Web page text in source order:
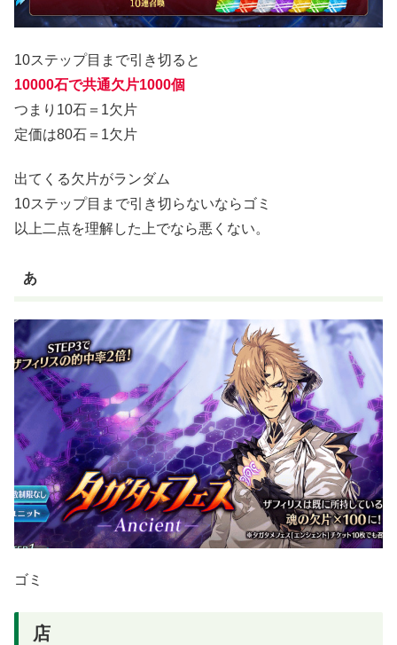
10ステップ目まで引き切ると
10000石で共通欠片1000個
つまり10石＝1欠片
定価は80石＝1欠片
出てくる欠片がランダム
10ステップ目まで引き切らないならゴミ
以上二点を理解した上でなら悪くない。
あ
ゴミ
店